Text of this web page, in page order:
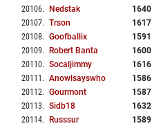
20106. Nedstak 1640
20107. Trson 1617
20108. Goofballix 1591
20109. Robert Banta 1600
20110. Socaljimmy 1616
20111 . Anowlsayswho 1586
20112. Gourmont 1587
20113. Sidb18 1632
20114. Russsur 1589